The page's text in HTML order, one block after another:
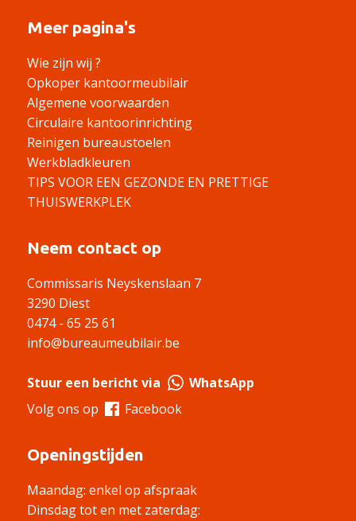
Meer pagina's
Wie zijn wij ?
Opkoper kantoormeubilair
Algemene voorwaarden
Circulaire kantoorinrichting
Reinigen bureaustoelen
Werkbladkleuren
TIPS VOOR EEN GEZONDE EN PRETTIGE
THUISWERKPLEK
Neem contact op
Commissaris Neyskenslaan 7
3290 Diest
0474 - 65 25 61
info@bureaumeubilair.be
Stuur een bericht via
WhatsApp
Volg ons op
Facebook
Openingstijden
Maandag: enkel op afspraak
Dinsdag tot en met zaterdag: